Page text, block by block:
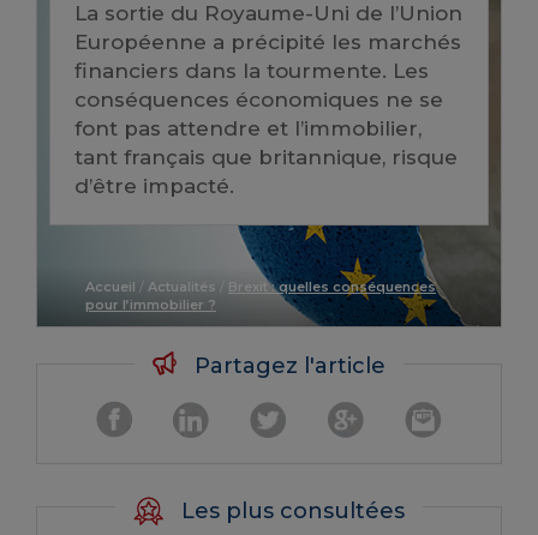
La sortie du Royaume-Uni de l’Union
Européenne a précipité les marchés
financiers dans la tourmente. Les
conséquences économiques ne se
font pas attendre et l’immobilier,
tant français que britannique, risque
d’être impacté.
Accueil / Actualités / Brexit : quelles conséquences
pour l’immobilier ?
Partagez l'article
Les plus consultées